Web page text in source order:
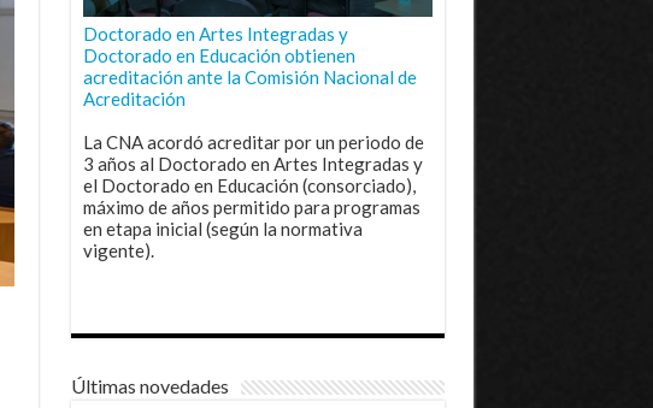
Doctorado en Artes Integradas y
Doctorado en Educación obtienen
acreditación ante la Comisión Nacional de
Acreditación
La CNA acordó acreditar por un periodo de
3 años al Doctorado en Artes Integradas y
el Doctorado en Educación (consorciado),
máximo de años permitido para programas
en etapa inicial (según la normativa
vigente).
Últimas novedades